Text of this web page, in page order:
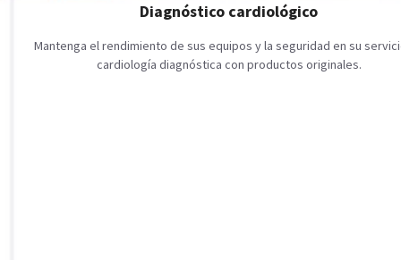
Diagnóstico cardiológico
Mantenga el rendimiento de sus equipos y la seguridad en su
cardiología diagnóstica con productos originales.